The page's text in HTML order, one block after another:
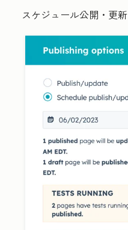
スケジュール公開・更新